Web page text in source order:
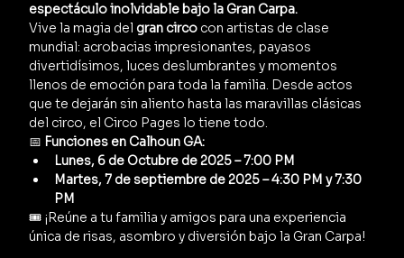
espectáculo inolvidable bajo la Gran Carpa.
Vive la magia del gran circo con artistas de clase
mundial: acrobacias impresionantes, payasos
divertidísimos, luces deslumbrantes y momentos
llenos de emoción para toda la familia. Desde actos
que te dejarán sin aliento hasta las maravillas clásicas
del circo, el Circo Pages lo tiene todo.
📅 Funciones en Calhoun GA:
Lunes, 6 de Octubre de 2025 – 7:00 PM
Martes, 7 de septiembre de 2025 – 4:30 PM y 7:30
PM
🎟️ ¡Reúne a tu familia y amigos para una experiencia
única de risas, asombro y diversión bajo la Gran Carpa!